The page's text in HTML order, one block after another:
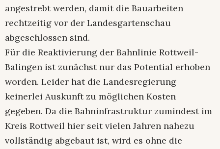
angestrebt werden, damit die Bauarbeiten
rechtzeitig vor der Landesgartenschau
abgeschlossen sind.
Für die Reaktivierung der Bahnlinie Rottweil-
Balingen ist zunächst nur das Potential erhoben
worden. Leider hat die Landesregierung
keinerlei Auskunft zu möglichen Kosten
gegeben. Da die Bahninfrastruktur zumindest im
Kreis Rottweil hier seit vielen Jahren nahezu
vollständig abgebaut ist, wird es ohne die